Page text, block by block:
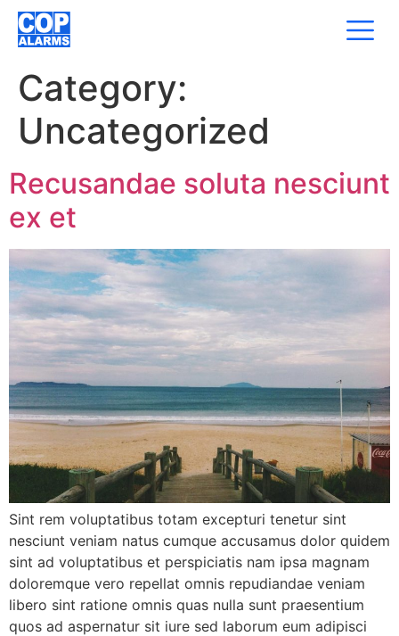
Category:
Uncategorized
Recusandae soluta nesciunt
ex et
Sint rem voluptatibus totam excepturi tenetur sint
nesciunt veniam natus cumque accusamus dolor quidem
sint ad voluptatibus et perspiciatis nam ipsa magnam
doloremque vero repellat omnis repudiandae veniam
libero sint ratione omnis quas nulla sunt praesentium
quos ad aspernatur sit iure sed laborum eum adipisci